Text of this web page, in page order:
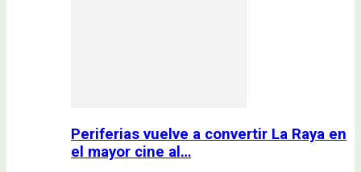
Periferias vuelve a convertir La Raya en
el mayor cine al…